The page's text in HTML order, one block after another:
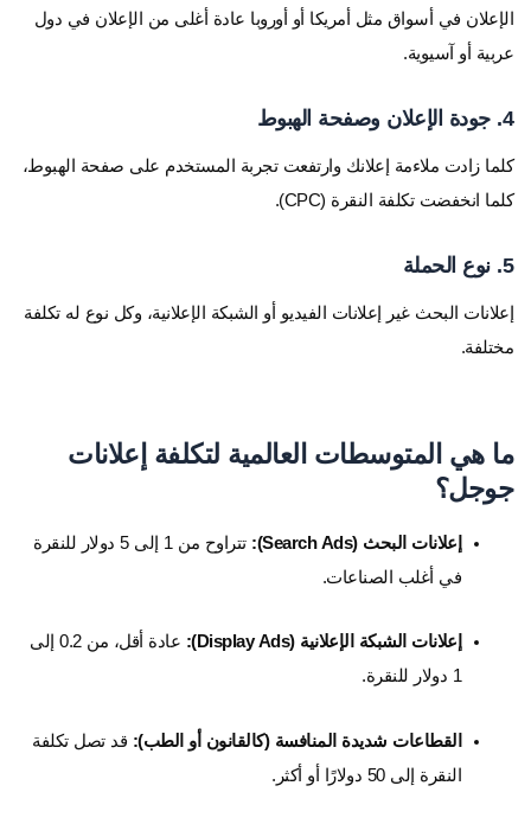
الإعلان في أسواق مثل أمريكا أو أوروبا عادة أغلى من الإعلان في دول
عربية أو آسيوية.
4. جودة الإعلان وصفحة الهبوط
كلما زادت ملاءمة إعلانك وارتفعت تجربة المستخدم على صفحة الهبوط،
كلما انخفضت تكلفة النقرة (CPC).
5. نوع الحملة
إعلانات البحث غير إعلانات الفيديو أو الشبكة الإعلانية، وكل نوع له تكلفة
مختلفة.
ما هي المتوسطات العالمية لتكلفة إعلانات
جوجل؟
إعلانات البحث (Search Ads):
تتراوح من 1 إلى 5 دولار للنقرة
في أغلب الصناعات.
إعلانات الشبكة الإعلانية (Display Ads):
عادة أقل، من 0.2 إلى
1 دولار للنقرة.
القطاعات شديدة المنافسة (كالقانون أو الطب): قد تصل تكلفة
النقرة إلى 50 دولارًا أو أكثر.